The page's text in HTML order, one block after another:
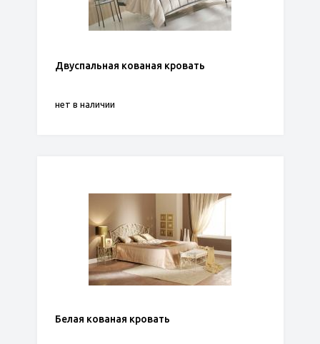
Двуспальная кованая кровать
нет в наличии
Белая кованая кровать